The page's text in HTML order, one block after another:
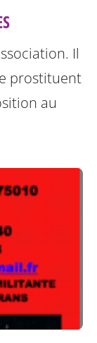
Il
prostituent
au